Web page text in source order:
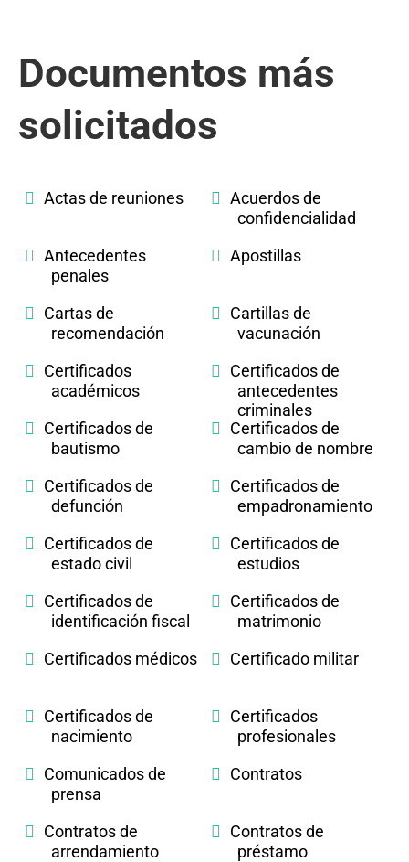
Documentos más
solicitados
Actas de reuniones
Acuerdos de
confidencialidad
Antecedentes
penales
Apostillas
Cartas de
recomendación
Cartillas de
vacunación
Certificados
académicos
Certificados de
antecedentes
criminales
Certificados de
bautismo
Certificados de
cambio de nombre
Certificados de
defunción
Certificados de
empadronamiento
Certificados de
estado civil
Certificados de
estudios
Certificados de
identificación fiscal
Certificados de
matrimonio
Certificados médicos
Certificado militar
Certificados de
nacimiento
Certificados
profesionales
Comunicados de
prensa
Contratos
Contratos de
arrendamiento
Contratos de
préstamo